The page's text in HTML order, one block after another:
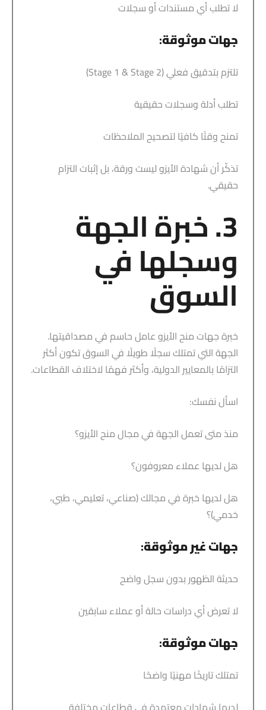
لا تطلب أي مستندات أو سجلات
جهات موثوقة:
تلتزم بتدقيق فعلي (Stage 1 & Stage 2)
تطلب أدلة وسجلات حقيقية
تمنح وقتًا كافيًا لتصحيح الملاحظات
تذكّر أن شهادة الأيزو ليست ورقة، بل إثبات التزام
حقيقي.
3. خبرة الجهة
وسجلها في
السوق
خبرة جهات منح الأيزو عامل حاسم في مصداقيتها.
الجهة التي تمتلك سجلًا طويلًا في السوق تكون أكثر
التزامًا بالمعايير الدولية، وأكثر فهمًا لاختلاف القطاعات.
اسأل نفسك:
منذ متى تعمل الجهة في مجال منح الأيزو؟
هل لديها عملاء معروفون؟
هل لديها خبرة في مجالك (صناعي، تعليمي، طبي،
خدمي)؟
جهات غير موثوقة:
حديثة الظهور بدون سجل واضح
لا تعرض أي دراسات حالة أو عملاء سابقين
جهات موثوقة:
تمتلك تاريخًا مهنيًا واضحًا